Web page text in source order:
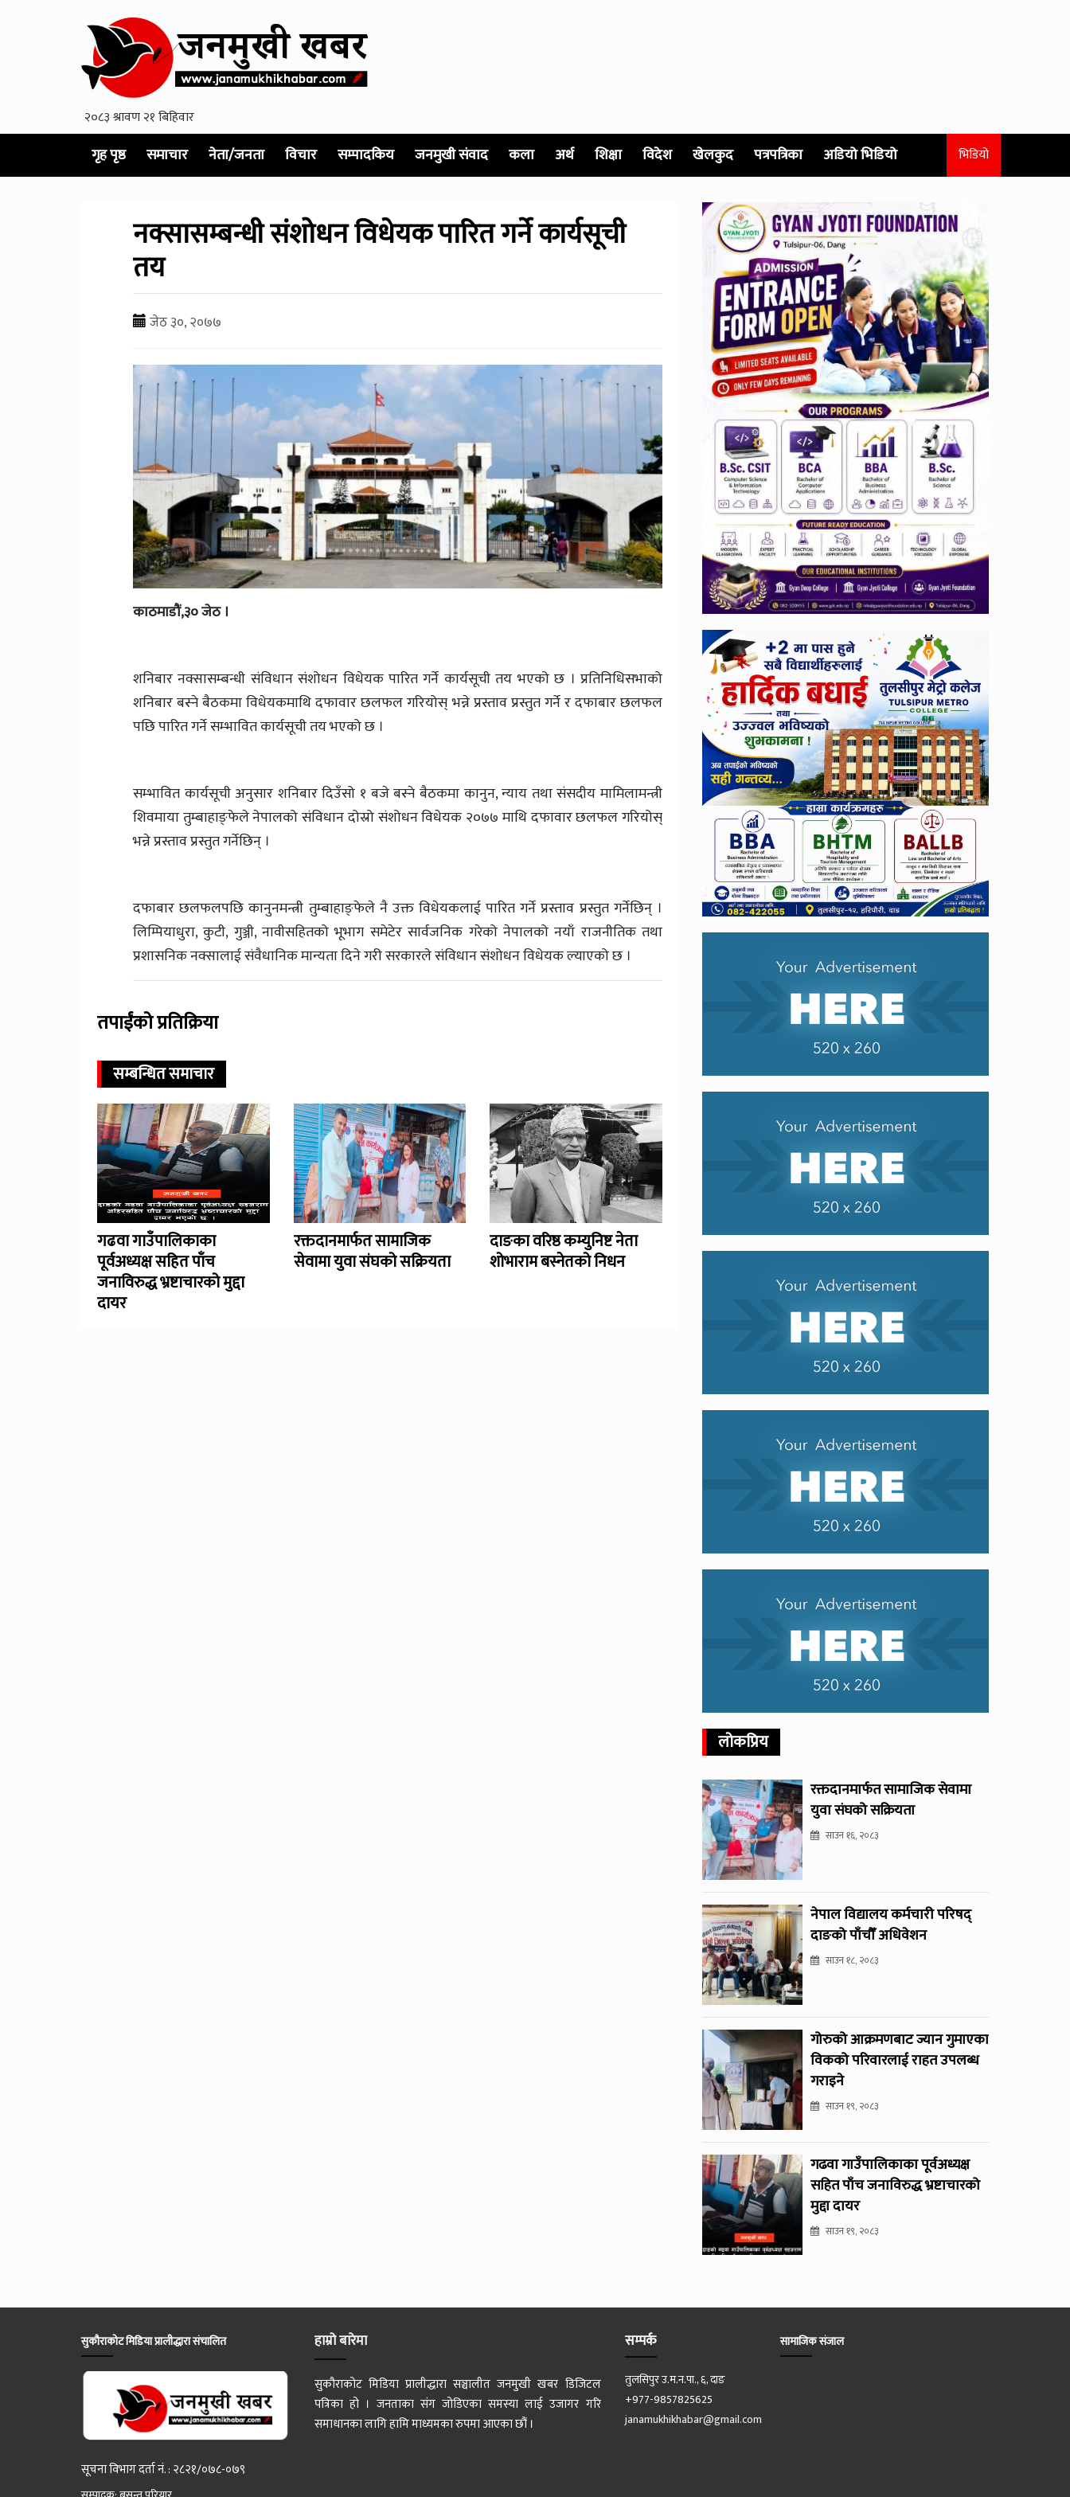
गृह पृष्ठ समाचार नेता/जनता विचार सम्पादकिय जनमुखी संवाद कला अर्थ शिक्षा विदेश खेलकुद पत्रपत्रिका अडियो भिडियो भिडियो
नक्सासम्बन्धी संशोधन विधेयक पारित गर्ने कार्यसूची
तय
जेठ ३०, २०७७
काठमाडौं,३० जेठ ।
शनिबार नक्सासम्बन्धी संविधान संशोधन विधेयक पारित गर्ने कार्यसूची तय भएको छ । प्रतिनिधिसभाको
शनिबार बस्ने बैठकमा विधेयकमाथि दफावार छलफल गरियोस् भन्ने प्रस्ताव प्रस्तुत गर्ने र दफाबार छलफल
पछि पारित गर्ने सम्भावित कार्यसूची तय भएको छ ।
सम्भावित कार्यसूची अनुसार शनिबार दिउँसो १ बजे बस्ने बैठकमा कानुन, न्याय तथा संसदीय मामिलामन्त्री
शिवमाया तुम्बाहाङ्फेले नेपालको संविधान दोस्रो संशोधन विधेयक २०७७ माथि दफावार छलफल गरियोस्
भन्ने प्रस्ताव प्रस्तुत गर्नेछिन् ।
दफाबार छलफलपछि कानुनमन्त्री तुम्बाहाङ्फेले नै उक्त विधेयकलाई पारित गर्ने प्रस्ताव प्रस्तुत गर्नेछिन् ।
लिम्पियाधुरा, कुटी, गुञ्जी, नावीसहितको भूभाग समेटेर सार्वजनिक गरेको नेपालको नयाँ राजनीतिक तथा
प्रशासनिक नक्सालाई संवैधानिक मान्यता दिने गरी सरकारले संविधान संशोधन विधेयक ल्याएको छ ।
तपाईंको प्रतिक्रिया
सम्बन्धित समाचार
गढवा गाउँपालिकाका
पूर्वअध्यक्ष सहित पाँच
जनाविरुद्ध भ्रष्टाचारको मुद्दा
दायर
रक्तदानमार्फत सामाजिक
सेवामा युवा संघको सक्रियता
दाङका वरिष्ठ कम्युनिष्ट नेता
शोभाराम बस्नेतको निधन
लोकप्रिय
रक्तदानमार्फत सामाजिक सेवामा
युवा संघको सक्रियता
साउन १६, २०८३
नेपाल विद्यालय कर्मचारी परिषद्
दाङको पाँचौँ अधिवेशन
साउन १८, २०८३
गोरुको आक्रमणबाट ज्यान गुमाएका
विकको परिवारलाई राहत उपलब्ध
गराइने
साउन १९, २०८३
गढवा गाउँपालिकाका पूर्वअध्यक्ष
सहित पाँच जनाविरुद्ध भ्रष्टाचारको
मुद्दा दायर
साउन १९, २०८३
सुकौराकोट मिडिया प्रालीद्धारा संचालित
सूचना विभाग दर्ता नं. : २८२१/०७८-०७९
हाम्रो बारेमा
सुकौराकोट मिडिया प्रालीद्धारा सञ्चालीत जनमुखी खबर डिजिटल
पत्रिका हो । जनताका संग जोडिएका समस्या लाई उजागर गरि
समाधानका लागि हामि माध्यमका रुपमा आएका छौं ।
सम्पर्क
तुलसिपुर उ.म.न.पा., ६, दाङ
+977-9857825625
janamukhikhabar@gmail.com
सामाजिक संजाल